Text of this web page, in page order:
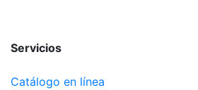
Servicios
Catálogo en línea